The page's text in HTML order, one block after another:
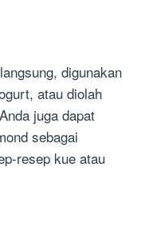
digunakan
atau diolah
juga dapat
sebagai
resep kue atau